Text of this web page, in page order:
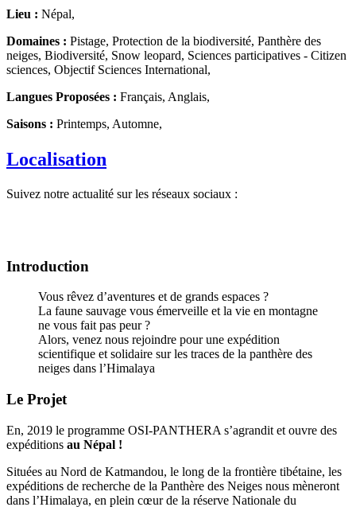
Lieu : Népal,
Domaines : Pistage, Protection de la biodiversité, Panthère des
neiges, Biodiversité, Snow leopard, Sciences participatives - Citizen
sciences, Objectif Sciences International,
Langues Proposées : Français, Anglais,
Saisons : Printemps, Automne,
Localisation
Suivez notre actualité sur les réseaux sociaux :
Introduction
Vous rêvez d’aventures et de grands espaces ?
La faune sauvage vous émerveille et la vie en montagne
ne vous fait pas peur ?
Alors, venez nous rejoindre pour une expédition
scientifique et solidaire sur les traces de la panthère des
neiges dans l’Himalaya
Le Projet
En, 2019 le programme OSI-PANTHERA s’agrandit et ouvre des
expéditions au Népal !
Situées au Nord de Katmandou, le long de la frontière tibétaine, les
expéditions de recherche de la Panthère des Neiges nous mèneront
dans l’Himalaya, en plein cœur de la réserve Nationale du